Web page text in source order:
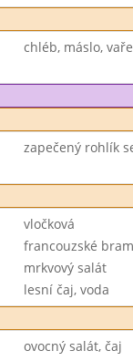
chléb, máslo,
zapečený rohlík
vločková
francouzské
mrkvový salát
lesní čaj, voda
ovocný salát, čaj